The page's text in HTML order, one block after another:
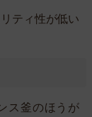
ティ性が低い
ス釜のほうが